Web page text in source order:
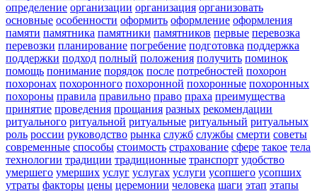
определение организации организация организовать
основные особенности оформить оформление оформления
памяти памятника памятники памятников первые перевозка
перевозки планирование погребение подготовка поддержка
поддержки подход полный положения получить поминок
помощь понимание порядок после потребностей похорон
похоронах похоронного похоронной похоронные похоронных
похороны правила правильно право праха преимущества
принятие проведения прощания разных рекомендации
ритуального ритуальной ритуальные ритуальный ритуальных
роль россии руководство рынка служб службы смерти советы
современные способы стоимость страхование сфере такое тела
технологии традиции традиционные транспорт удобство
умершего умерших услуг услугах услуги усопшего усопших
утраты факторы цены церемонии человека шаги этап этапы